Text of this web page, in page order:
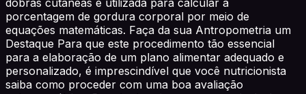
porcentagem de gordura corporal por meio de
equações matemáticas. Faça da sua Antropometria um
Destaque Para que este procedimento tão essencial
para a elaboração de um plano alimentar adequado e
personalizado, é imprescindível que você nutricionista
saiba como proceder com uma boa avaliação